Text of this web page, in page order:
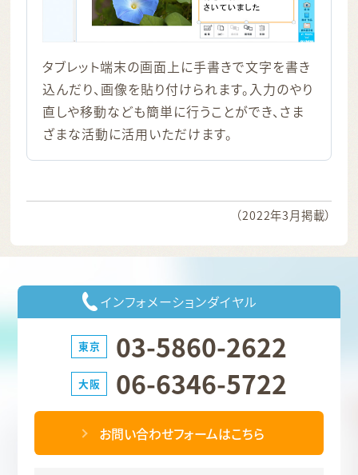
タブレット端末の画面上に手書きで文字を書き
込んだり、画像を貼り付けられます。入力のやり
直しや移動なども簡単に行うことができ、さま
ざまな活動に活用いただけます。
（2022年3月掲載）
インフォメーションダイヤル
東京 03-5860-2622
大阪 06-6346-5722
お問い合わせフォームはこちら